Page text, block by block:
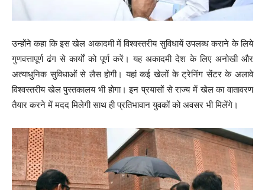
उन्होंने कहा कि इस खेल अकादमी में विश्वस्तरीय सुविधायें उपलब्ध कराने के लिये
गुणवत्तापूर्ण ढंग से कार्यों को पूर्ण करें। यह अकादमी देश के लिए अनोखी और
अत्याधुनिक सुविधाओं से लैस होगी। यहां कई खेलों के ट्रेनिंग सेंटर के अलावे
विश्वस्तरीय खेल पुस्तकालय भी होगा। इन प्रयासों से राज्य में खेल का वातावरण
तैयार करने में मदद मिलेगी साथ ही प्रतिभावान युवकों को अवसर भी मिलेंगे।